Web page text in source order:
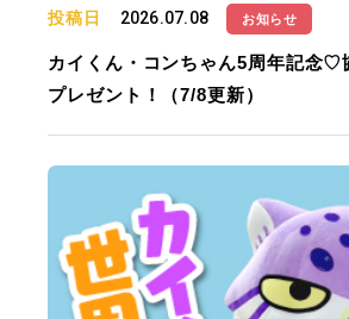
投稿日 2026.07.08 お知らせ
カイくん・コンちゃん5周年記念♡
プレゼント！（7/8更新）